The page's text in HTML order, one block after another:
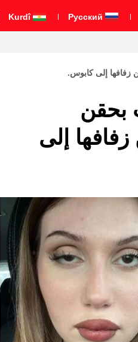
Kurdî
زفافها إلى كابوس.
بحقن
إلى